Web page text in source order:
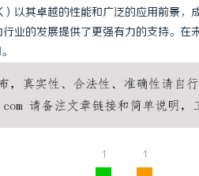
以其卓越的性能和广泛的应用前景
业的发展提供了更强有力的支持。
1 1